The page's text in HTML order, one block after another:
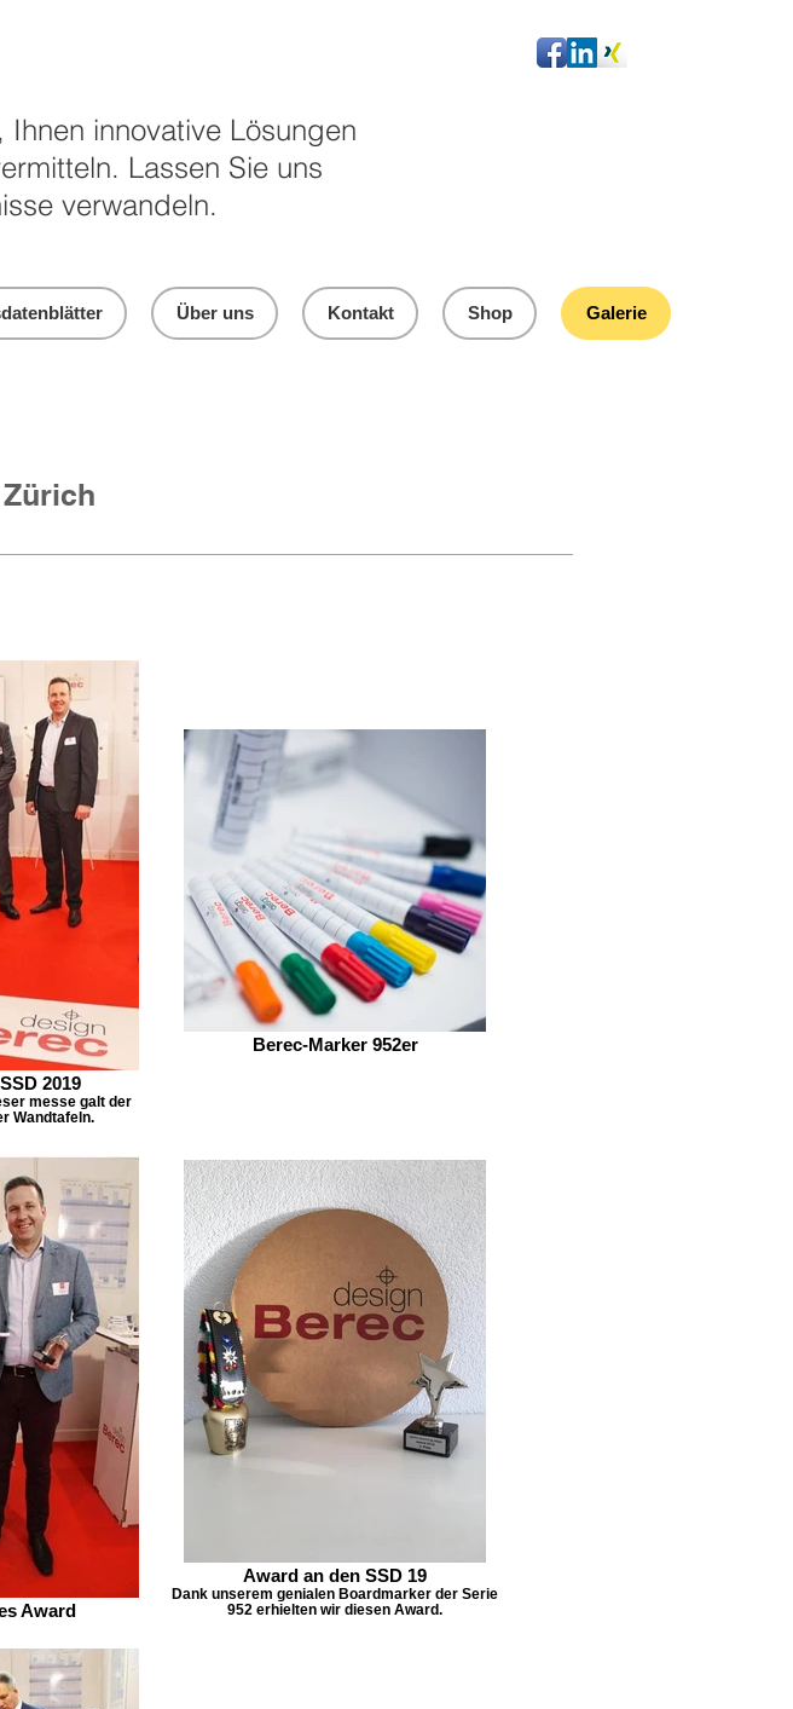
innovative Lösungen
Lassen Sie uns
verwandeln.
Über uns Kontakt Shop Galerie
2019
messe galt der
Wandtafeln.
Berec-Marker 952er
Award
Award an den SSD 19
Dank unserem genialen Boardmarker der Serie
952 erhielten wir diesen Award.